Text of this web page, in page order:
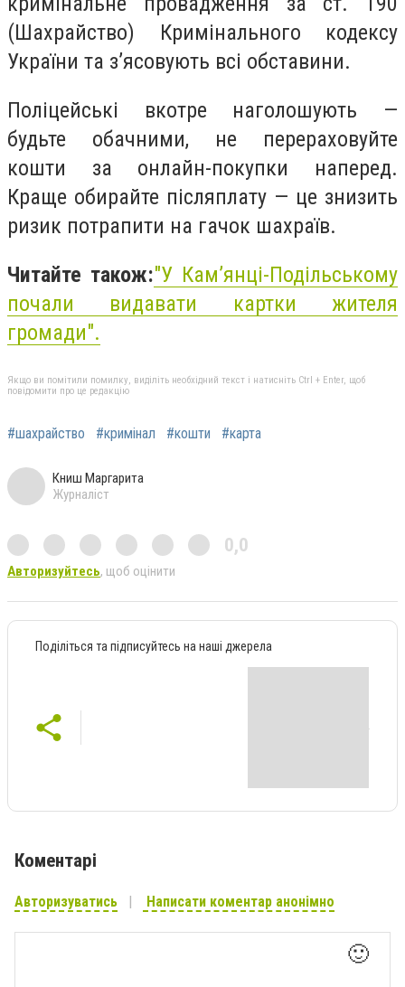
(Шахрайство) Кримінального кодексу
України та зʼясовують всі обставини.
Поліцейські вкотре наголошують —
будьте обачними, не перераховуйте
кошти за онлайн-покупки наперед.
Краще обирайте післяплату — це знизить
ризик потрапити на гачок шахраїв.
Читайте також:"У Кам’янці-Подільському
почали видавати картки жителя
громади".
Якщо ви помітили помилку, виділіть необхідний текст і натисніть Ctrl + Enter, щоб
повідомити про це редакцію
#шахрайство #кримінал #кошти #карта
Книш Маргарита
Журналіст
0,0
Авторизуйтесь, щоб оцінити
Поділіться та підписуйтесь на наші джерела
Коментарі
Авторизуватись Написати коментар анонімно
🙂